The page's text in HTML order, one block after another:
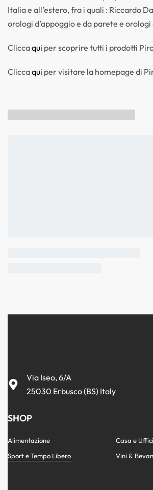
Italia e all’estero, fra i quali : Riccardo
orologi d’appoggio e da parete e orologi
Cliccaqui per scoprire tutti i prodotti
Cliccaqui per visitare la homepage di
Via Iseo, 6/A
25030 Erbusco (BS) Italy
SHOP
Alimentazione
Casa e
Sport e Tempo Libero
Vini &